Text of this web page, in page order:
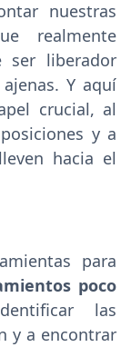
nuestras
realmente
ser liberador
Y aquí
crucial, al
y a
hacia el
para
poco
las
y a encontrar